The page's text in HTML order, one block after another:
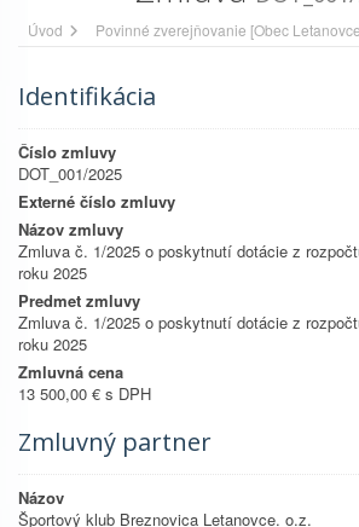
Úvod Povinné zverejňovanie [Obec
Identifikácia
Číslo zmluvy
DOT_001/2025
Externé číslo zmluvy
Názov zmluvy
Zmluva č. 1/2025 o poskytnutí dotácie z
roku 2025
Predmet zmluvy
Zmluva č. 1/2025 o poskytnutí dotácie z
roku 2025
Zmluvná cena
13 500,00 € s DPH
Zmluvný partner
Názov
Športový klub Breznovica Letanovce. o.z.